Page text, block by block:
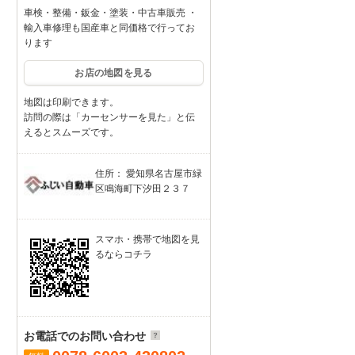
車検・整備・鈑金・塗装・中古車販売 ・
輸入車修理も国産車と同価格で行ってお
ります
お店の地図を見る
地図は印刷できます。
訪問の際は「カーセンサーを見た」と伝
えるとスムーズです。
住所： 愛知県名古屋市緑
区鳴海町下汐田２３７
スマホ・携帯で地図を見
るならコチラ
お電話でのお問い合わせ